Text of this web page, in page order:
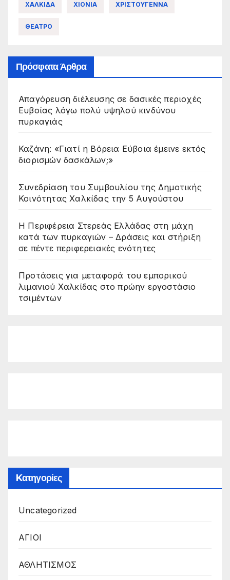
ΧΑΛΚΙΔΑ ΧΙΟΝΙΑ ΧΡΙΣΤΟΥΓΕΝΝΑ
ΘΕΑΤΡΟ
Πρόσφατα Άρθρα
Απαγόρευση διέλευσης σε δασικές περιοχές
Ευβοίας λόγω πολύ υψηλού κινδύνου
πυρκαγιάς
Καζάνη: «Γιατί η Βόρεια Εύβοια έμεινε εκτός
διορισμών δασκάλων;»
Συνεδρίαση του Συμβουλίου της Δημοτικής
Κοινότητας Χαλκίδας την 5 Αυγούστου
Η Περιφέρεια Στερεάς Ελλάδας στη μάχη
κατά των πυρκαγιών – Δράσεις και στήριξη
σε πέντε περιφερειακές ενότητες
Προτάσεις για μεταφορά του εμπορικού
λιμανιού Χαλκίδας στο πρώην εργοστάσιο
τσιμέντων
Kατηγορίες
Uncategorized
ΑΓΙΟΙ
ΑΘΛΗΤΙΣΜΟΣ